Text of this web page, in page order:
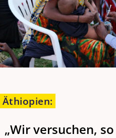
Äthiopien:
„Wir versuchen,